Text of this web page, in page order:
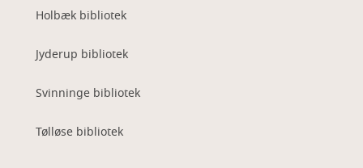
Holbæk bibliotek
Jyderup bibliotek
Svinninge bibliotek
Tølløse bibliotek